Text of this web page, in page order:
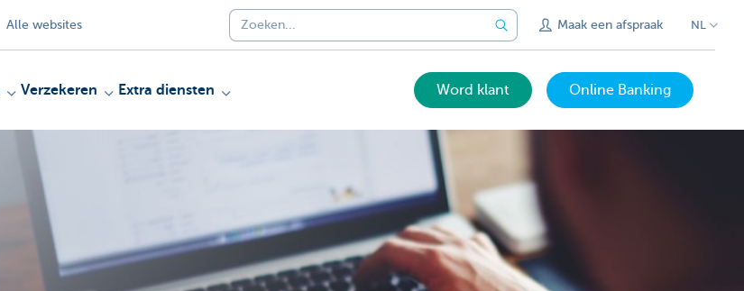
Alle websites Maak een afspraak NL
Verzekeren Extra diensten Word klant Online Banking